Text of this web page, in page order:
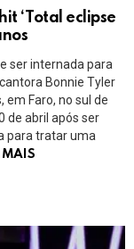
‘Total eclipse
ser internada para
Bonnie Tyler
Faro, no sul de
de abril após ser
para tratar uma
MAIS